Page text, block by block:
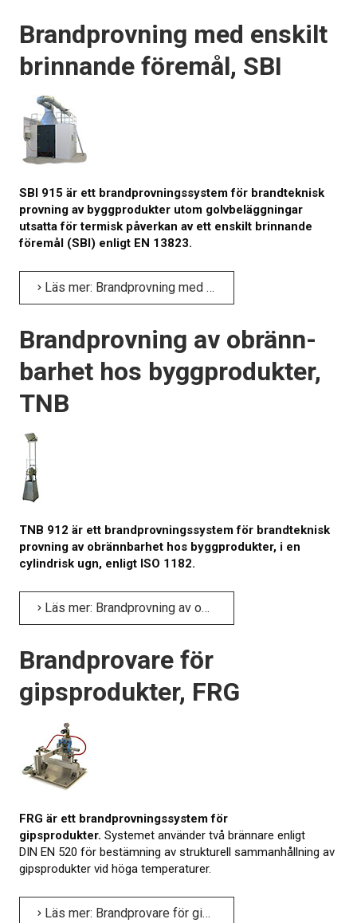
Brandprovning med enskilt
brinnande föremål, SBI
SBI 915 är ett brandprovningssystem för brandteknisk
provning av byggprodukter utom golvbeläggningar
utsatta för termisk påverkan av ett enskilt brinnande
föremål (SBI) enligt EN 13823.
Läs mer: Brandprovning med enskilt brinnande föremål, SBI
Brandprovning av obränn­
barhet hos bygg­produkter,
TNB
TNB 912 är ett brandprovnings­system för brandteknisk
provning av obränn­barhet hos bygg­produkter, i en
cylindrisk ugn, enligt ISO 1182.
Läs mer: Brandprovning av obränn­barhet hos bygg­produkter, TNB
Brandprovare för
gipsprodukter, FRG
FRG är ett brandprovningssystem för
gipsprodukter. Systemet använder två brännare enligt
DIN EN 520 för bestämning av strukturell sammanhållning av
gipsprodukter vid höga temperaturer.
Läs mer: Brandprovare för gipsprodukter, FRG